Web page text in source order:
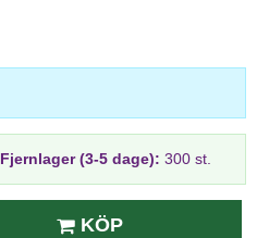
Fjernlager (3-5 dage): 300 st.
KÖP